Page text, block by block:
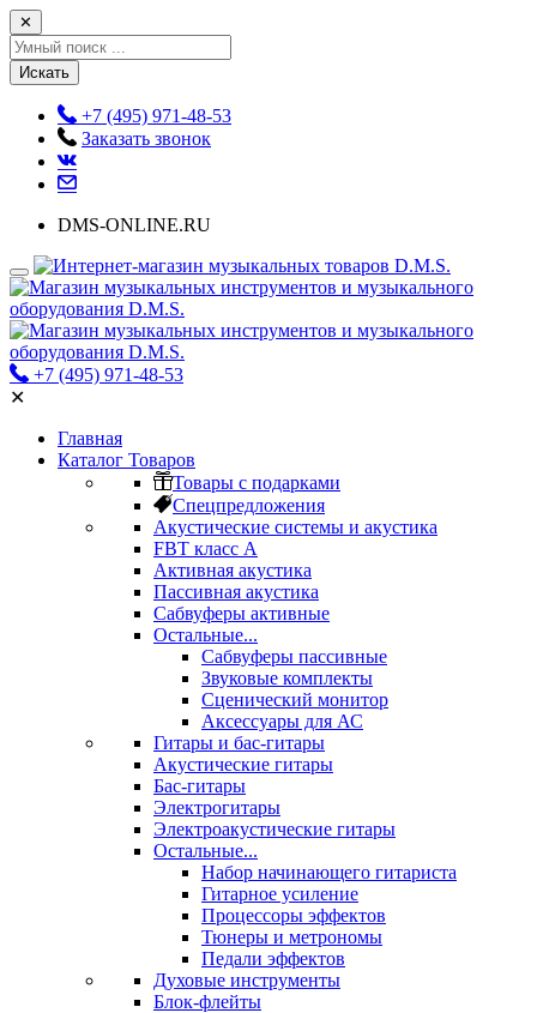
✕
Искать
+7 (495) 971-48-53
Заказать звонок
DMS-ONLINE.RU
+7 (495) 971-48-53
✕
Главная
Каталог Товаров
Товары с подарками
Спецпредложения
Акустические системы и акустика
FBT класс А
Активная акустика
Пассивная акустика
Сабвуферы активные
Остальные...
Сабвуферы пассивные
Звуковые комплекты
Сценический монитор
Аксессуары для АС
Гитары и бас-гитары
Акустические гитары
Бас-гитары
Электрогитары
Электроакустические гитары
Остальные...
Набор начинающего гитариста
Гитарное усиление
Процессоры эффектов
Тюнеры и метрономы
Педали эффектов
Духовые инструменты
Блок-флейты